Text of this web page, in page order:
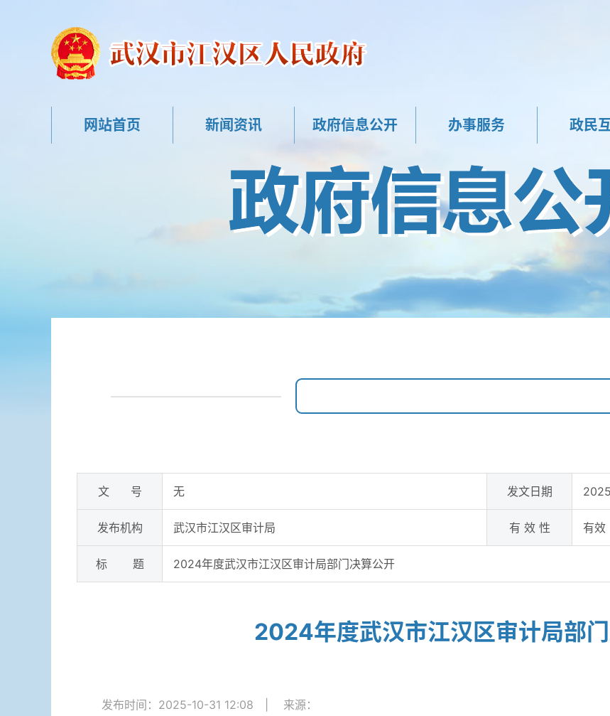
网站首页 新闻资讯 政府信息公开 办事服务 政民
文 号 无 发文日期
发布机构 武汉市江汉区审计局 有 效 性 有效
标 题 2024年度武汉市江汉区审计局部门决算公开
2024年度武汉市江汉区审计局部
发布时间：2025-10-31 12:08 来源：